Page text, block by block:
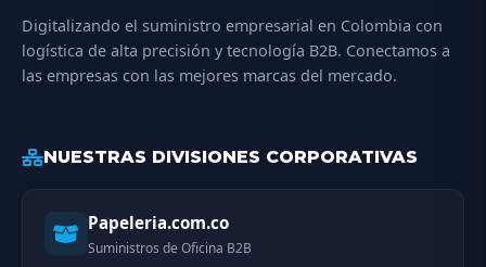
Digitalizando el suministro empresarial en Colombia con
logística de alta precisión y tecnología B2B. Conectamos a
las empresas con las mejores marcas del mercado.
NUESTRAS DIVISIONES CORPORATIVAS
Papeleria.com.co
Suministros de Oficina B2B